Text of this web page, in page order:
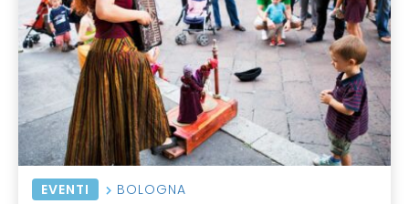
EVENTI BOLOGNA